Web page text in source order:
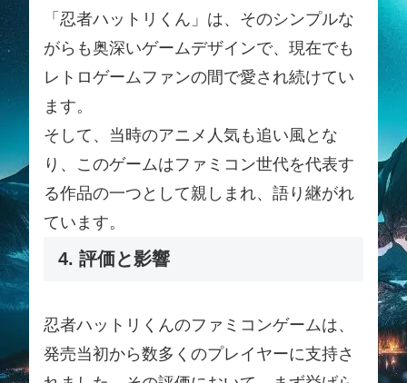
「忍者ハットリくん」は、そのシンプルな
がらも奥深いゲームデザインで、現在でも
レトロゲームファンの間で愛され続けてい
ます。
そして、当時のアニメ人気も追い風とな
り、このゲームはファミコン世代を代表す
る作品の一つとして親しまれ、語り継がれ
ています。
4. 評価と影響
忍者ハットリくんのファミコンゲームは、
発売当初から数多くのプレイヤーに支持さ